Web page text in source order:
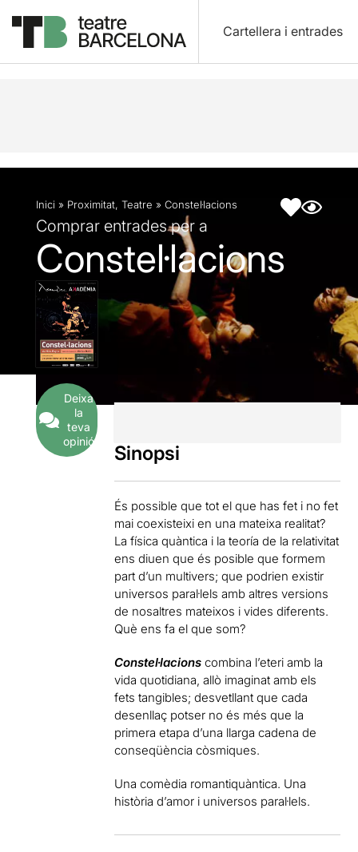
Cartellera i entrades
Descripció Fitxa artística Fotos i vídeos
Inici » Proximitat, Teatre » Constel·lacions
Comprar entrades per a
Constel·lacions
Deixa
la
teva
opinió
Sinopsi
És possible que tot el que has fet i no fet
mai coexisteixi en una mateixa realitat?
La física quàntica i la teoría de la relativitat
ens diuen que és posible que formem
part d’un multivers; que podrien existir
universos paral·lels amb altres versions
de nosaltres mateixos i vides diferents.
Què ens fa el que som?
Constel·lacions combina l’eteri amb la
vida quotidiana, allò imaginat amb els
fets tangibles; desvetllant que cada
desenllaç potser no és més que la
primera etapa d’una llarga cadena de
conseqüència còsmiques.
Una comèdia romantiquàntica. Una
història d’amor i universos paral·lels.